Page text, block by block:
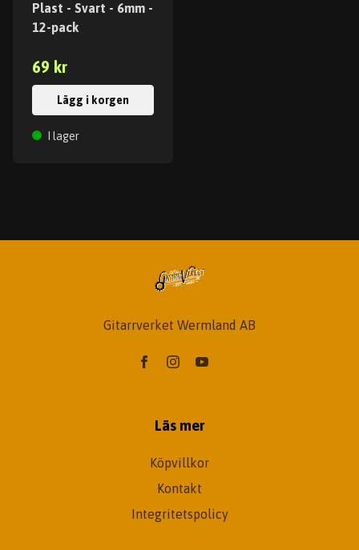
Plast - Svart - 6mm -
12-pack
69 kr
Lägg i korgen
I lager
Gitarrverket Wermland AB
Läs mer
Köpvillkor
Kontakt
Integritetspolicy